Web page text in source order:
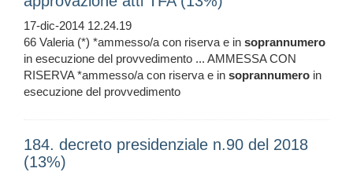
17-dic-2014 12.24.19
66 Valeria (*) *ammesso/a con riserva e in soprannumero
in esecuzione del provvedimento ... AMMESSA CON
RISERVA *ammesso/a con riserva e in soprannumero in
esecuzione del provvedimento
184. decreto presidenziale n.90 del 2018
(13%)